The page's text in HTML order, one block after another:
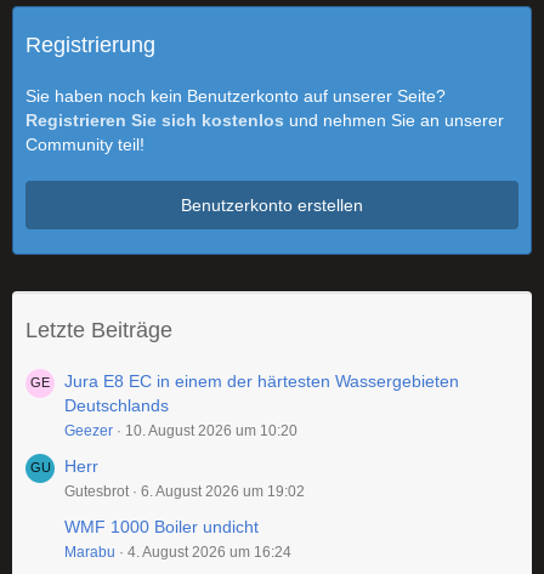
Registrierung
Sie haben noch kein Benutzerkonto auf unserer Seite?
Registrieren Sie sich kostenlos und nehmen Sie an unserer
Community teil!
Benutzerkonto erstellen
Letzte Beiträge
Jura E8 EC in einem der härtesten Wassergebieten
Deutschlands
Geezer 10. August 2026 um 10:20
Herr
Gutesbrot 6. August 2026 um 19:02
WMF 1000 Boiler undicht
Marabu 4. August 2026 um 16:24